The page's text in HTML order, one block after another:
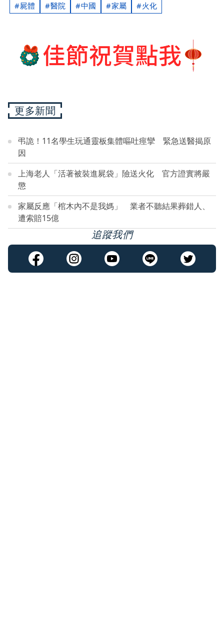
屍體 醫院 中國 家屬 火化
更多新聞
弔詭！11名學生玩通靈板集體嘔吐痙攣 緊急送醫揭原
因
上海老人「活著被裝進屍袋」險送火化 官方證實將嚴
懲
家屬反應「棺木內不是我媽」 業者不聽結果葬錯人、
遭索賠15億
追蹤我們